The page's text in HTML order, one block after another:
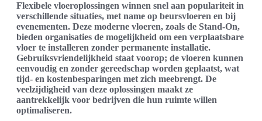
Flexibele vloeroplossingen winnen snel aan populariteit in
verschillende situaties, met name op beursvloeren en bij
evenementen. Deze moderne vloeren, zoals de Stand-On,
bieden organisaties de mogelijkheid om een verplaatsbare
vloer te installeren zonder permanente installatie.
Gebruiksvriendelijkheid staat voorop; de vloeren kunnen
eenvoudig en zonder gereedschap worden geplaatst, wat
tijd- en kostenbesparingen met zich meebrengt. De
veelzijdigheid van deze oplossingen maakt ze
aantrekkelijk voor bedrijven die hun ruimte willen
optimaliseren.